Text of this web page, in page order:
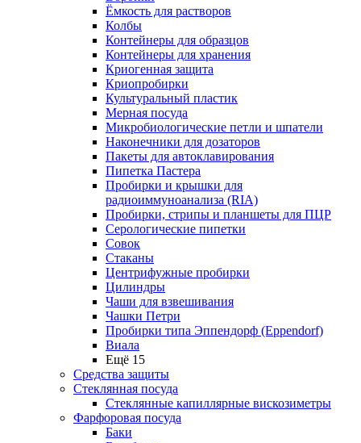
Ёмкость для растворов
Колбы
Контейнеры для образцов
Контейнеры для хранения
Криогенная защита
Криопробирки
Культуральный пластик
Мерная посуда
Микробиологические петли и шпатели
Наконечники для дозаторов
Пакеты для автоклавирования
Пипетка Пастера
Пробирки и крышки для
радиоиммуноанализа (RIA)
Пробирки, стрипы и планшеты для ПЦР
Серологические пипетки
Совок
Стаканы
Центрифужные пробирки
Цилиндры
Чаши для взвешивания
Чашки Петри
Пробирки типа Эппендорф (Eppendorf)
Виала
Ещё 15
Средства защиты
Стеклянная посуда
Стеклянные капиллярные вискозиметры
Фарфоровая посуда
Баки